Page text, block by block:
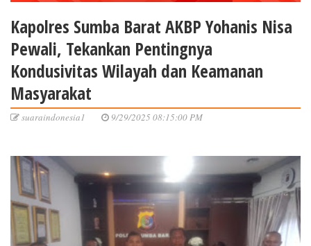
Wilayah dan Keamanan Masyarakat
Kapolres Sumba Barat AKBP Yohanis Nisa
Pewali, Tekankan Pentingnya
Kondusivitas Wilayah dan Keamanan
Masyarakat
suaraindonesia1 9/29/2025 08:15:00 PM